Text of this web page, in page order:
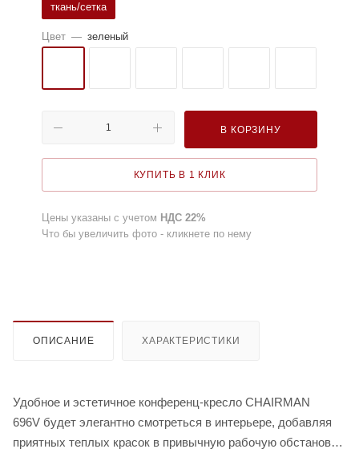
ткань/сетка
Цвет — зеленый
В КОРЗИНУ
КУПИТЬ В 1 КЛИК
Цены указаны с учетом НДС 22%
Что бы увеличить фото - кликнете по нему
ОПИСАНИЕ ХАРАКТЕРИСТИКИ
Удобное и эстетичное конференц-кресло CHAIRMAN
696V будет элегантно смотреться в интерьере, добавляя
приятных теплых красок в привычную рабочую обстановку.